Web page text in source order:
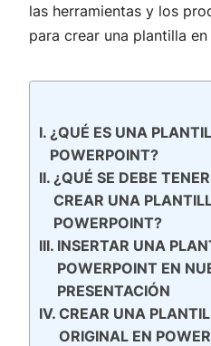
las herramientas y los
para crear una plantilla
¿QUÉ ES UNA
POWERPOINT?
¿QUÉ SE DEBE
CREAR UNA
POWERPOINT?
INSERTAR UNA
POWERPOINT EN
PRESENTACIÓN
CREAR UNA
ORIGINAL EN